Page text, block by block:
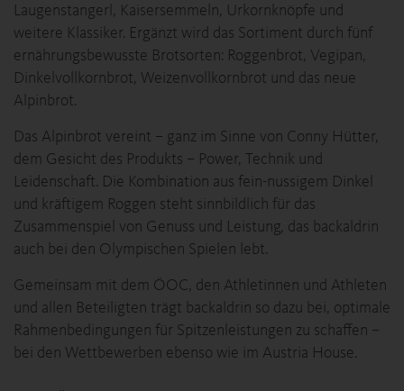
Laugenstangerl, Kaisersemmeln, Urkornknöpfe und
weitere Klassiker. Ergänzt wird das Sortiment durch fünf
ernährungsbewusste Brotsorten: Roggenbrot, Vegipan,
Dinkelvollkornbrot, Weizenvollkornbrot und das neue
Alpinbrot.
Das Alpinbrot vereint – ganz im Sinne von Conny Hütter,
dem Gesicht des Produkts – Power, Technik und
Leidenschaft. Die Kombination aus fein-nussigem Dinkel
und kräftigem Roggen steht sinnbildlich für das
Zusammenspiel von Genuss und Leistung, das backaldrin
auch bei den Olympischen Spielen lebt.
Gemeinsam mit dem ÖOC, den Athletinnen und Athleten
und allen Beteiligten trägt backaldrin so dazu bei, optimale
Rahmenbedingungen für Spitzenleistungen zu schaffen –
bei den Wettbewerben ebenso wie im Austria House.